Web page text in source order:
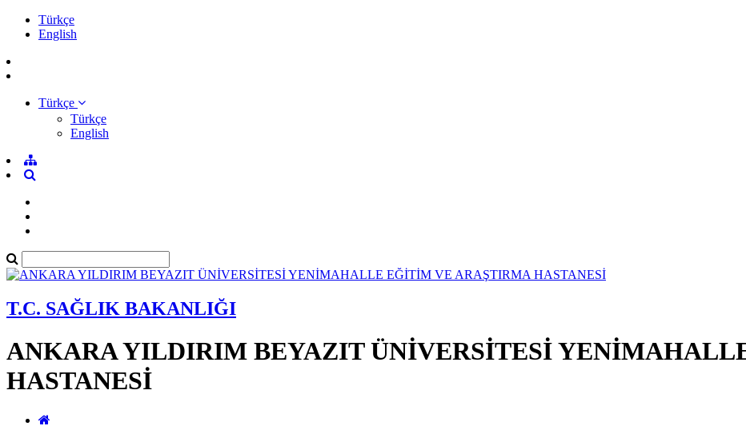
Türkçe
English
Türkçe
Türkçe
English
T.C. SAĞLIK BAKANLIĞI
ANKARA YILDIRIM BEYAZIT ÜNİVERSİTESİ
HASTANESİ